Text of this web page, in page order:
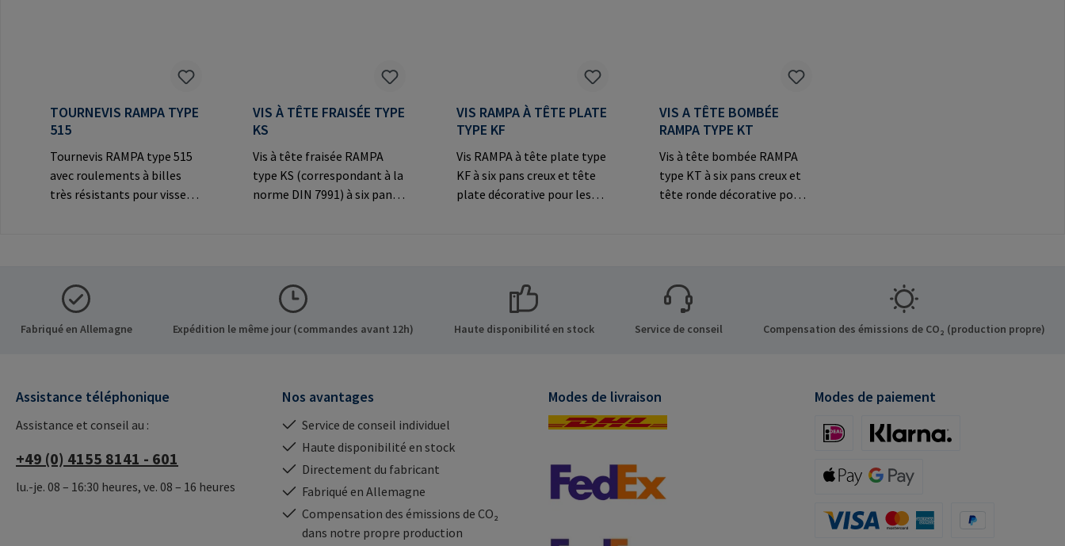
TOURNEVIS RAMPA TYPE
515
Tournevis RAMPA type 515
avec roulements à billes
très résistants pour visser
RAMPA.Informations sur le
fabricant: RAMPA GmbH &
Co. KG Auf der Heide 8 21514
VIS À TÊTE FRAISÉE TYPE
KS
Vis à tête fraisée RAMPA
type KS (correspondant à la
norme DIN 7991) à six pans
fabricant: RAMPA GmbH &
Co. KG Auf der Heide 8 21514
Büchen Germany E-Mail:
VIS RAMPA À TÊTE PLATE
TYPE KF
Vis RAMPA à tête plate type
KF à six pans creux et tête
plate décorative pour les
Büchen Germany E-Mail:
mail@rampa.com
VIS A TÊTE BOMBÉE
RAMPA TYPE KT
Vis à tête bombée RAMPA
type KT à six pans creux et
tête ronde décorative pour
Büchen Germany E-Mail:
mail@rampa.com
Fabriqué en Allemagne Expédition le même jour (commandes avant 12h) Haute disponibilité en stock Service de conseil Compensation des émissions de CO₂ (production propre)
Assistance téléphonique
Assistance et conseil au :
+49 (0) 4155 8141 - 601
lu.-je. 08 – 16:30 heures, ve. 08 – 16 heures
Nos avantages
Service de conseil individuel
Haute disponibilité en stock
Directement du fabricant
Fabriqué en Allemagne
Compensation des émissions de CO₂
dans notre propre production
Modes de livraison Modes de paiement